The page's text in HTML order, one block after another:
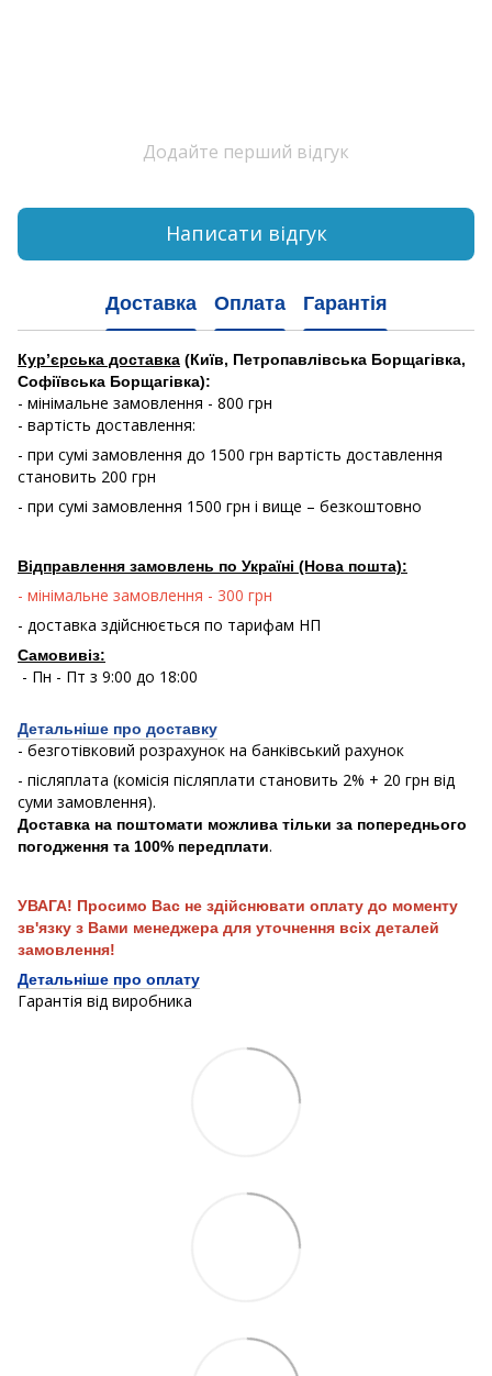
Додайте перший відгук
Написати відгук
Доставка Оплата Гарантія
Кур’єрська доставка (Київ, Петропавлівська Борщагівка,
Софіївська Борщагівка):
- мінімальне замовлення - 800 грн
- вартість доставлення:
- при сумі замовлення до 1500 грн вартість доставлення
становить 200 грн
- при сумі замовлення 1500 грн і вище – безкоштовно
Відправлення замовлень по Україні (Нова пошта):
- мінімальне замовлення - 300 грн
- доставка здійснюється по тарифам НП
Самовивіз:
- Пн - Пт з 9:00 до 18:00
Детальніше про доставку
- безготівковий розрахунок на банківський рахунок
- післяплата (комісія післяплати становить 2% + 20 грн від
суми замовлення).
Доставка на поштомати можлива тільки за попереднього
погодження та 100% передплати.
УВАГА! Просимо Вас не здійснювати оплату до моменту
зв'язку з Вами менеджера для уточнення всіх деталей
замовлення!
Детальніше про оплату
Гарантія від виробника